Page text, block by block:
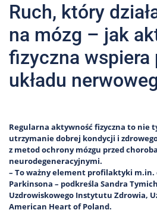
Ruch, który
na mózg – jak
fizyczna wspiera
układu
Regularna aktywność fizyczna to nie
utrzymanie dobrej kondycji i
z metod ochrony mózgu przed
neurodegeneracyjnymi.
– To ważny element profilaktyki m.in.
Parkinsona – podkreśla Sandra
Uzdrowiskowego Instytutu Zdrowia,
American Heart of Poland.